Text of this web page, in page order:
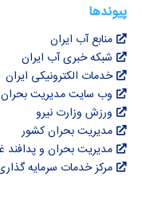
پیوندها
منابع آب ایران
شبکه خبری آب ایران
خدمات الکترونیکی ایران
وب سایت مدیریت بحران
ورزش وزارت نیرو
مدیریت بحران کشور
مدیریت بحران و پدافند
مرکز خدمات سرمایه